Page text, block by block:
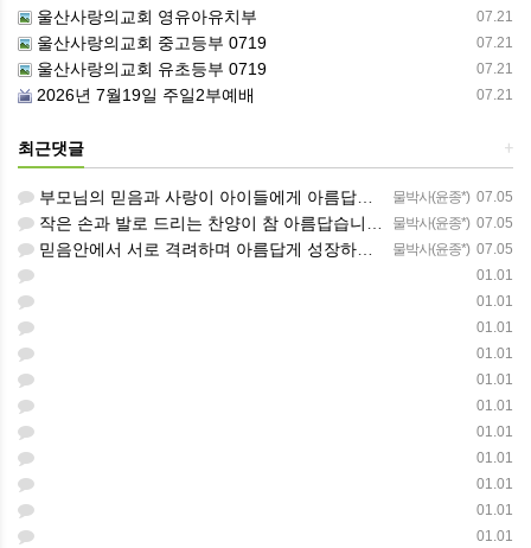
07.21
울산사랑의교회 영유아유치부
07.21
울산사랑의교회 중고등부 0719
07.21
울산사랑의교회 유초등부 0719
07.21
2026년 7월19일 주일2부예배
+
최근댓글
물박사(윤종*) 07.05
부모님의 믿음과 사랑이 아이들에게 아름답게 이어지길 축복합니다
물박사(윤종*) 07.05
작은 손과 발로 드리는 찬양이 참 아름답습니다 하나님의 사랑이 늘 함께하길 기도합니다
물박사(윤종*) 07.05
믿음안에서 서로 격려하며 아름답게 성장하는 중고등부가 되길 응원합니다
01.01
01.01
01.01
01.01
01.01
01.01
01.01
01.01
01.01
01.01
01.01